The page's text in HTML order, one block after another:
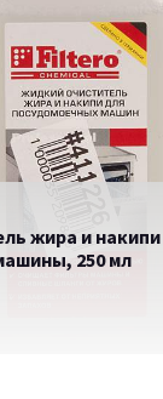
жира и
250 мл